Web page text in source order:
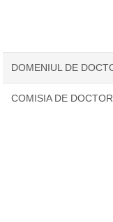
DOMENIUL DE
COMISIA DE